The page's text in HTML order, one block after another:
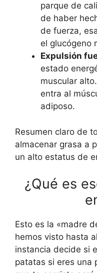
parque de
de haber
de fuerza,
el glucógeno
Expulsión
estado
muscular
entra al
adiposo.
Resumen claro de
almacenar grasa a
un alto estatus de
¿Qué es
Esto es la «madre
hemos visto hasta
instancia decide si
patatas si eres una